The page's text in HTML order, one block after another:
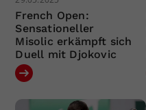
French Open:
Sensationeller
Misolic erkämpft sich
Duell mit Djokovic